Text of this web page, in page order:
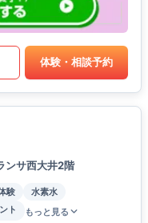
体験・相談予約
ンサ西大井2階
験
水素水
ト もっと見る